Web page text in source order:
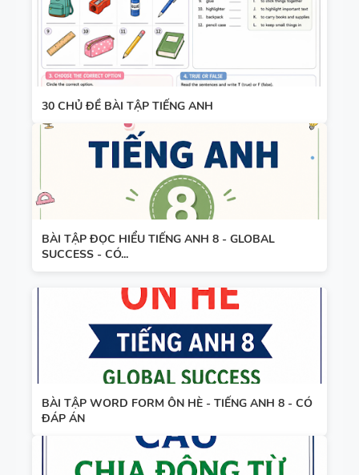
30 CHỦ ĐỀ BÀI TẬP TIẾNG ANH
BÀI TẬP ĐỌC HIỂU TIẾNG ANH 8 - GLOBAL
SUCCESS - CÓ...
BÀI TẬP WORD FORM ÔN HÈ - TIẾNG ANH 8 - CÓ
ĐÁP ÁN